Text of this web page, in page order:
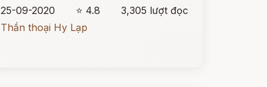
25-09-2020
⭐ 4.8
3,305 lượt đọc
Thần thoại Hy Lạp